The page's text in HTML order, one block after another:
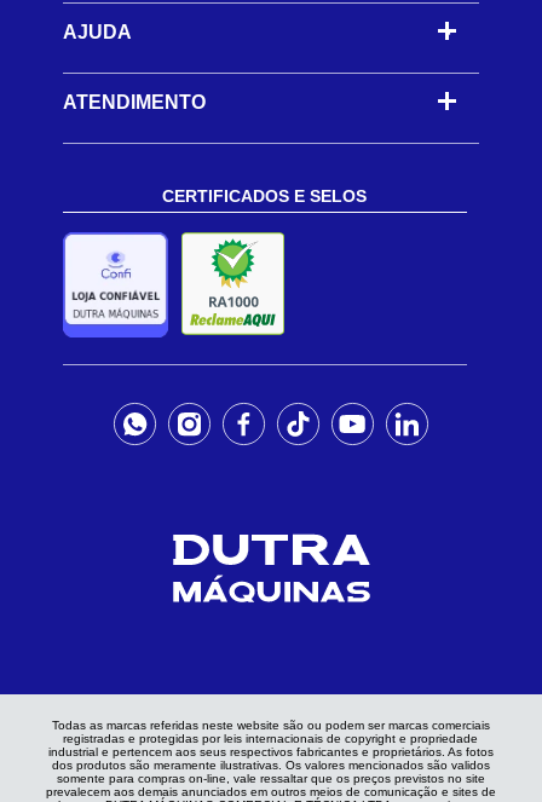
AJUDA -
ATENDIMENTO
CERTIFICADOS E SELOS
Todas as marcas referidas neste website são ou podem ser marcas comerciais
registradas e protegidas por leis internacionais de copyright e propriedade
industrial e pertencem aos seus respectivos fabricantes e proprietários. As fotos
dos produtos são meramente ilustrativas. Os valores mencionados são validos
somente para compras on-line, vale ressaltar que os preços previstos no site
prevalecem aos demais anunciados em outros meios de comunicação e sites de